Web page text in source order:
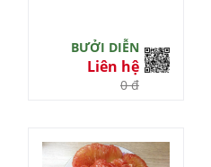
BƯỞI DIỄN
Liên hệ
0 đ